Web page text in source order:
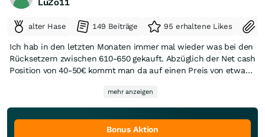
LuZo11
alter Hase 149 Beiträge 95 erhaltene Likes
Ich hab in den letzten Monaten immer mal wieder was bei den
Rücksetzern zwischen 610-650 gekauft. Abzüglich der Net cash
Position von 40-50€ kommt man da auf einen Preis von etwas
aber selbst bei Corona ist es bereinigt um das
Gewinnwachstum nicht viel weiter runter gegangen. Meiner
Meinung ein sehr solider Titel, EBIT-Marge bleibt gleich und das
aktuelle Invesititonsprogramm sollte meine ich bis 2027
mehr anzeigen
Bonus Aktion